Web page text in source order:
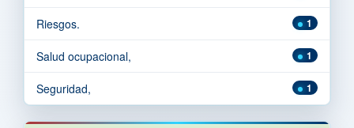
1
Riesgos.
1
Salud ocupacional,
1
Seguridad,